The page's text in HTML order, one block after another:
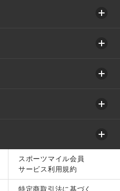
スポーツマイル会員
サービス利用規約
特定商取引法に基づく